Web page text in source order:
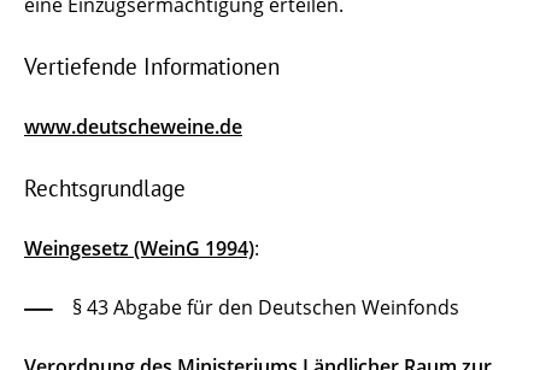
Vertiefende Informationen
www.deutscheweine.de
Rechtsgrundlage
Weingesetz (WeinG 1994):
§ 43 Abgabe für den Deutschen Weinfonds